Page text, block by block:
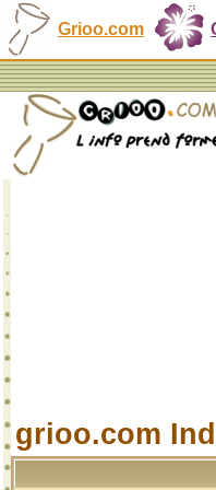
Grioo.com
grioo.com